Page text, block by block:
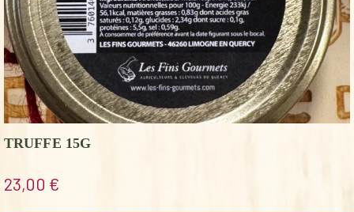
TRUFFE 15G
23,00 €